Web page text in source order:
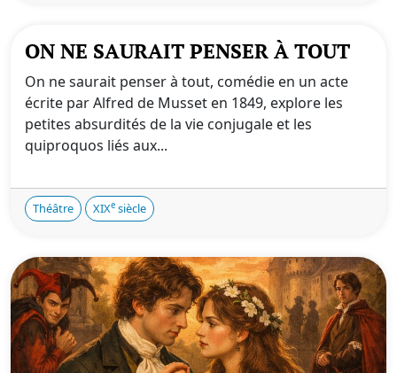
ON NE SAURAIT PENSER À TOUT
On ne saurait penser à tout, comédie en un acte
écrite par Alfred de Musset en 1849, explore les
petites absurdités de la vie conjugale et les
quiproquos liés aux...
Théâtre XIXe siècle